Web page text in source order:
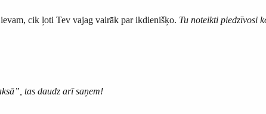
cik ļoti Tev vajag vairāk par ikdienišķo. Tu noteikti piedzīvosi
tas daudz arī saņem!